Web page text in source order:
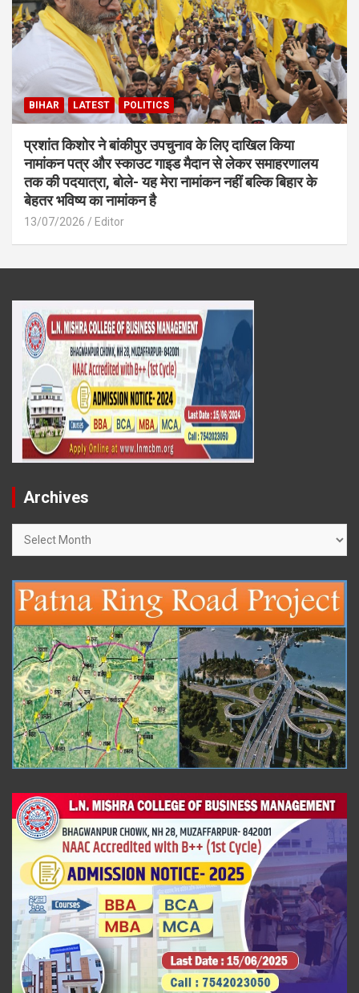
BIHAR LATEST POLITICS
प्रशांत किशोर ने बांकीपुर उपचुनाव के लिए दाखिल किया
नामांकन पत्र और स्काउट गाइड मैदान से लेकर समाहरणालय
तक की पदयात्रा, बोले- यह मेरा नामांकन नहीं बल्कि बिहार के
बेहतर भविष्य का नामांकन है
13/07/2026 Editor
Archives